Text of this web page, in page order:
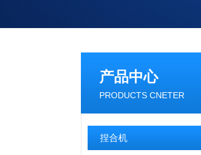
产品中心
PRODUCTS CNETER
捏合机